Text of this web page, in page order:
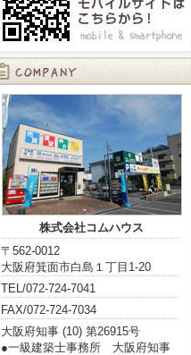
株式会社コムハウス
〒562-0012
大阪府箕面市白島１丁目1-20
TEL/072-724-7041
FAX/072-724-7034
大阪府知事 (10) 第26915号
●一級建築士事務所 大阪府知事